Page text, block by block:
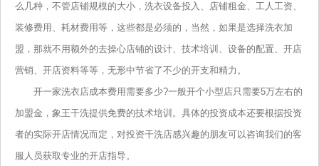
么几种，不管店铺规模的大小，洗衣设备投入、店铺租金、工人工资、
装修费用、耗材费用等，这些都是必须的，当然，如果是选择洗衣加
盟，那就不用额外的去操心店铺的设计、技术培训、设备的配置、开店
营销、开店资料等等，无形中节省了不少的开支和精力。
开一家洗衣店成本费用需要多少?一般开个小型店只需要5万左右的
加盟金，象王干洗提供免费的技术培训。具体的投资成本还要根据投资
者的实际开店情况而定，对投资干洗店感兴趣的朋友可以咨询我们的客
服人员获取专业的开店指导。